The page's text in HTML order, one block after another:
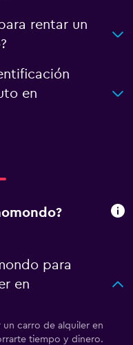
rentar un
en
para
en
un carro de alquiler en
tiempo y dinero.